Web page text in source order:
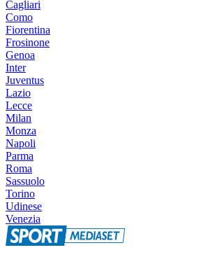
Cagliari
Como
Fiorentina
Frosinone
Genoa
Inter
Juventus
Lazio
Lecce
Milan
Monza
Napoli
Parma
Roma
Sassuolo
Torino
Udinese
Venezia